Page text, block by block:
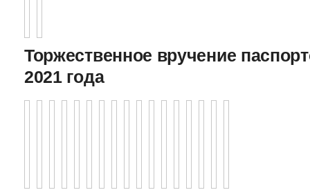
Торжественное вручение
2021 года